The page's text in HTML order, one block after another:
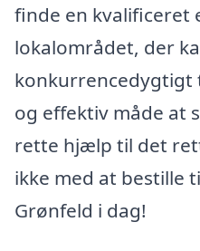
finde en kvalificeret
lokalområdet, der
konkurrencedygtigt
og effektiv måde at
rette hjælp til det
ikke med at bestille
Grønfeld i dag!